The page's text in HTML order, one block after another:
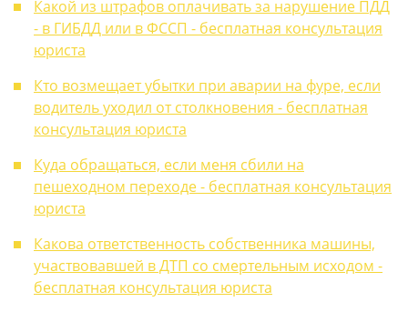
Какой из штрафов оплачивать за нарушение ПДД
- в ГИБДД или в ФССП - бесплатная консультация
юриста
Кто возмещает убытки при аварии на фуре, если
водитель уходил от столкновения - бесплатная
консультация юриста
Куда обращаться, если меня сбили на
пешеходном переходе - бесплатная консультация
юриста
Какова ответственность собственника машины,
участвовавшей в ДТП со смертельным исходом -
бесплатная консультация юриста